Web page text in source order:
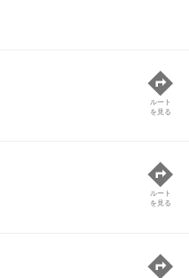
ルート
を見る
ルート
を見る